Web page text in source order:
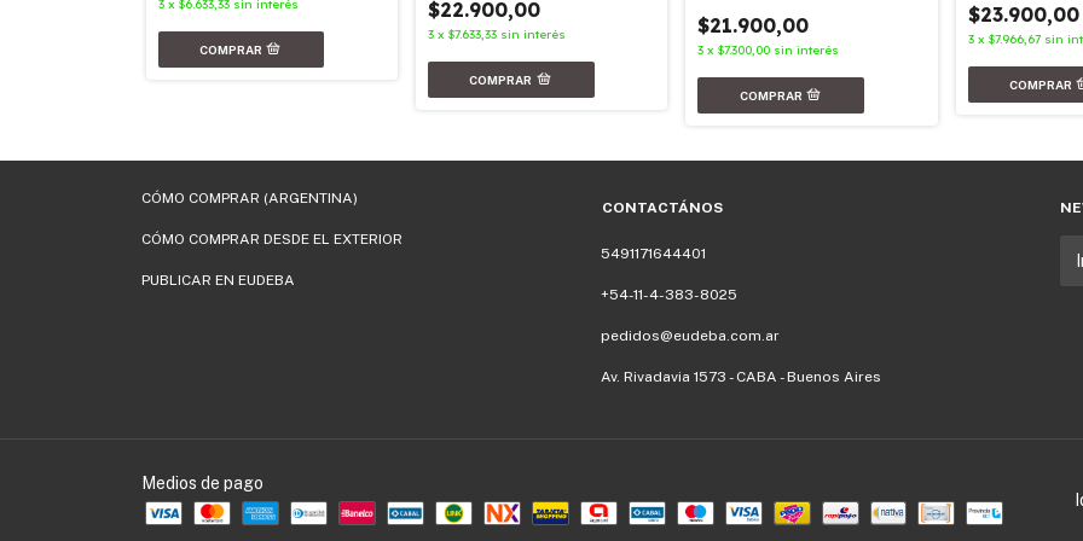
3 x $6.633,33 sin interés $22.900,00
3 x$7.633,33 sin interés $21.900,00
3 x$7.300,00 sin interés
$23.900,00
3 x $7.966,67 sin
CÓMO COMPRAR (ARGENTINA)
CÓMO COMPRAR DESDE EL EXTERIOR
PUBLICAR EN EUDEBA
CONTACTÁNOS
5491171644401
+54-11-4-383-8025
pedidos@eudeba.com.ar
Av. Rivadavia 1573 - CABA - Buenos Aires
Medios de pago